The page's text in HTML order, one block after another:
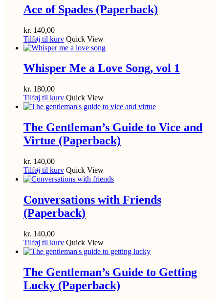
Ace of Spades (Paperback)
kr. 140,00
Tilføj til kurv Quick View
Whisper Me a Love Song, vol 1
kr. 180,00
Tilføj til kurv Quick View
The Gentleman’s Guide to Vice and
Virtue (Paperback)
kr. 140,00
Tilføj til kurv Quick View
Conversations with Friends
(Paperback)
kr. 140,00
Tilføj til kurv Quick View
The Gentleman’s Guide to Getting
Lucky (Paperback)